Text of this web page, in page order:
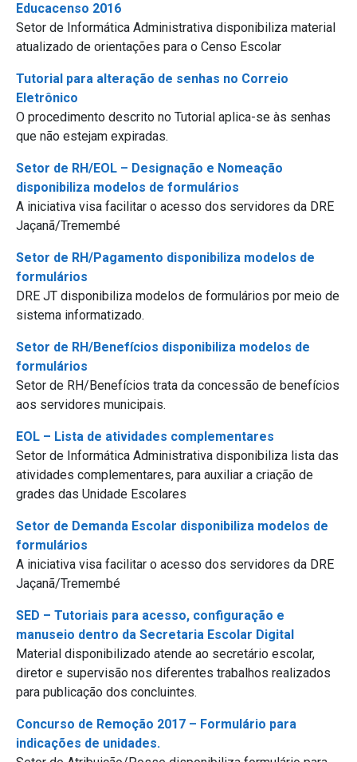
Educacenso 2016
Setor de Informática Administrativa disponibiliza material
atualizado de orientações para o Censo Escolar
Tutorial para alteração de senhas no Correio
Eletrônico
O procedimento descrito no Tutorial aplica-se às senhas
que não estejam expiradas.
Setor de RH/EOL – Designação e Nomeação
disponibiliza modelos de formulários
A iniciativa visa facilitar o acesso dos servidores da DRE
Jaçanã/Tremembé
Setor de RH/Pagamento disponibiliza modelos de
formulários
DRE JT disponibiliza modelos de formulários por meio de
sistema informatizado.
Setor de RH/Benefícios disponibiliza modelos de
formulários
Setor de RH/Benefícios trata da concessão de benefícios
aos servidores municipais.
EOL – Lista de atividades complementares
Setor de Informática Administrativa disponibiliza lista das
atividades complementares, para auxiliar a criação de
grades das Unidade Escolares
Setor de Demanda Escolar disponibiliza modelos de
formulários
A iniciativa visa facilitar o acesso dos servidores da DRE
Jaçanã/Tremembé
SED – Tutoriais para acesso, configuração e
manuseio dentro da Secretaria Escolar Digital
Material disponibilizado atende ao secretário escolar,
diretor e supervisão nos diferentes trabalhos realizados
para publicação dos concluintes.
Concurso de Remoção 2017 – Formulário para
indicações de unidades.